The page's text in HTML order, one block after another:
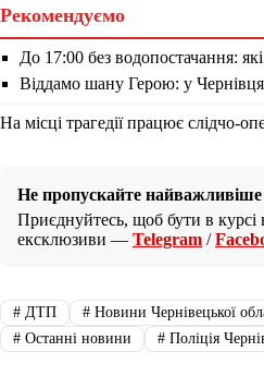
Рекомендуємо
До 17:00 без водопостачання:
Віддамо шану Герою: у
На місці трагедії працює слідчо-
Не пропускайте найважливіше
Приєднуйтесь, щоб бути в курсі
ексклюзиви — Telegram /
#ДТП #Новини Чернівецької
#Останні новини #Поліція